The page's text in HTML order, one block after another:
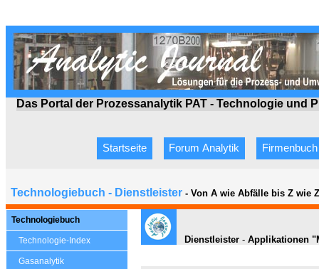
Das Portal der Prozessanalytik PAT - Technologie und
Startseite Forum Analytik Firmenbuch
Technologiebuch - Dienstleister - Von A wie Abfälle bis Z wie
Technologiebuch
Technologie-Index
Gasanalytik
Dienstleister - Applikationen